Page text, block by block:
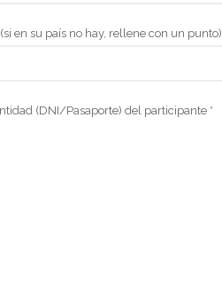
en su país no hay, rellene con un punto)
(DNI/Pasaporte) del participante *